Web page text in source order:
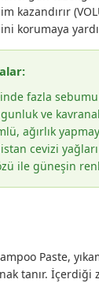
kazandırır
korumaya
fazla
ve
ağırlık
cevizi yağları
ile güneşin
Paste,
tanır. İçerdiği